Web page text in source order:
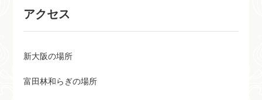
アクセス
新大阪の場所
富田林和らぎの場所